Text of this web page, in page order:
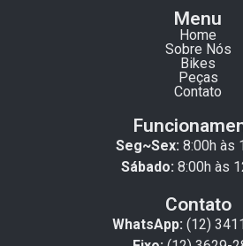
Menu
Home
Sobre Nós
Bikes
Peças
Contato
Seg~Sex: 8:00h às
Sábado: 8:00h às
Contato
WhatsApp: (12)